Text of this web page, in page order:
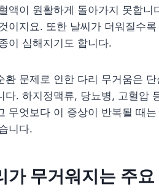
액이 원활하게 돌아가지 못합
이지요. 또한 날씨가 더워질수
이 심해지기도 합니다.
환 문제로 인한 다리 무거움은
다. 하지정맥류, 당뇨병, 고혈압
무엇보다 이 증상이 반복될 때
니다.
가 무거워지는 주요